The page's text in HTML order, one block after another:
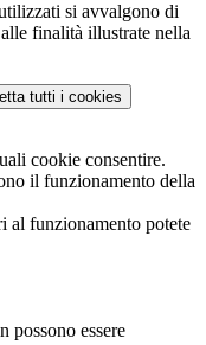
si avvalgono di
finalità illustrate nella
tutti i cookies
cookie consentire.
il funzionamento della
al funzionamento potete
possono essere